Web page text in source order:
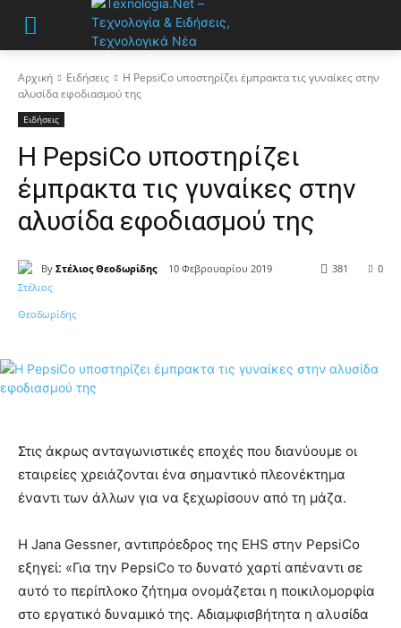
Αρχική Ειδήσεις
Η PepsiCo υποστηρίζει έμπρακτα τις γυναίκες στην
αλυσίδα εφοδιασμού της
Ειδήσεις
Η PepsiCo υποστηρίζει
έμπρακτα τις γυναίκες στην
αλυσίδα εφοδιασμού της
By Στέλιος Θεοδωρίδης 10 Φεβρουαρίου 2019 0
381
Στις άκρως ανταγωνιστικές εποχές που διανύουμε οι
εταιρείες χρειάζονται ένα σημαντικό πλεονέκτημα
έναντι των άλλων για να ξεχωρίσουν από τη μάζα.
Η Jana Gessner, αντιπρόεδρος της EHS στην PepsiCo
εξηγεί: «Για την PepsiCo το δυνατό χαρτί απέναντι σε
αυτό το περίπλοκο ζήτημα ονομάζεται η ποικιλομορφία
στο εργατικό δυναμικό της. Αδιαμφισβήτητα η αλυσίδα